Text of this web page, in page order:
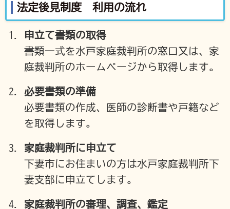
法定後見制度 利用の流れ
申立て書類の取得
書類一式を水戸家庭裁判所の窓口又は、家
庭裁判所のホームページから取得します。
必要書類の準備
必要書類の作成、医師の診断書や戸籍など
を取得します。
家庭裁判所に申立て
下妻市にお住まいの方は水戸家庭裁判所下
妻支部に申立てします。
家庭裁判所の審理、調査、鑑定